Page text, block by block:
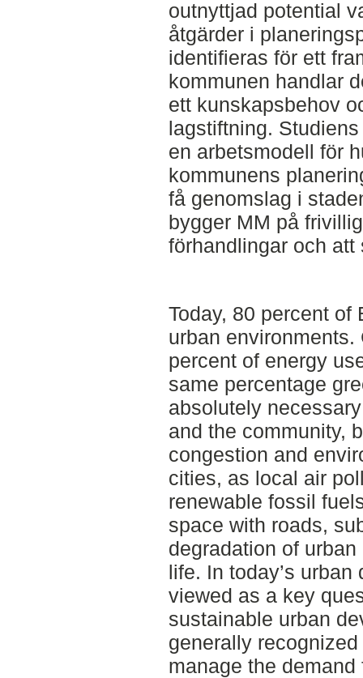
outnyttjad potential
åtgärder i
identifieras för ett
kommunen handlar
ett kunskapsbehov
lagstiftning.
en arbetsmodell för
kommunens
få genomslag i
bygger MM på
förhandlingar och att
Today, 80 percent of
urban
percent of energy
same percentage
absolutely
and the community,
congestion and
cities, as local air
renewable fossil
space with roads,
degradation of
life. In today’s
viewed as a key
sustainable urban
generally
manage the demand